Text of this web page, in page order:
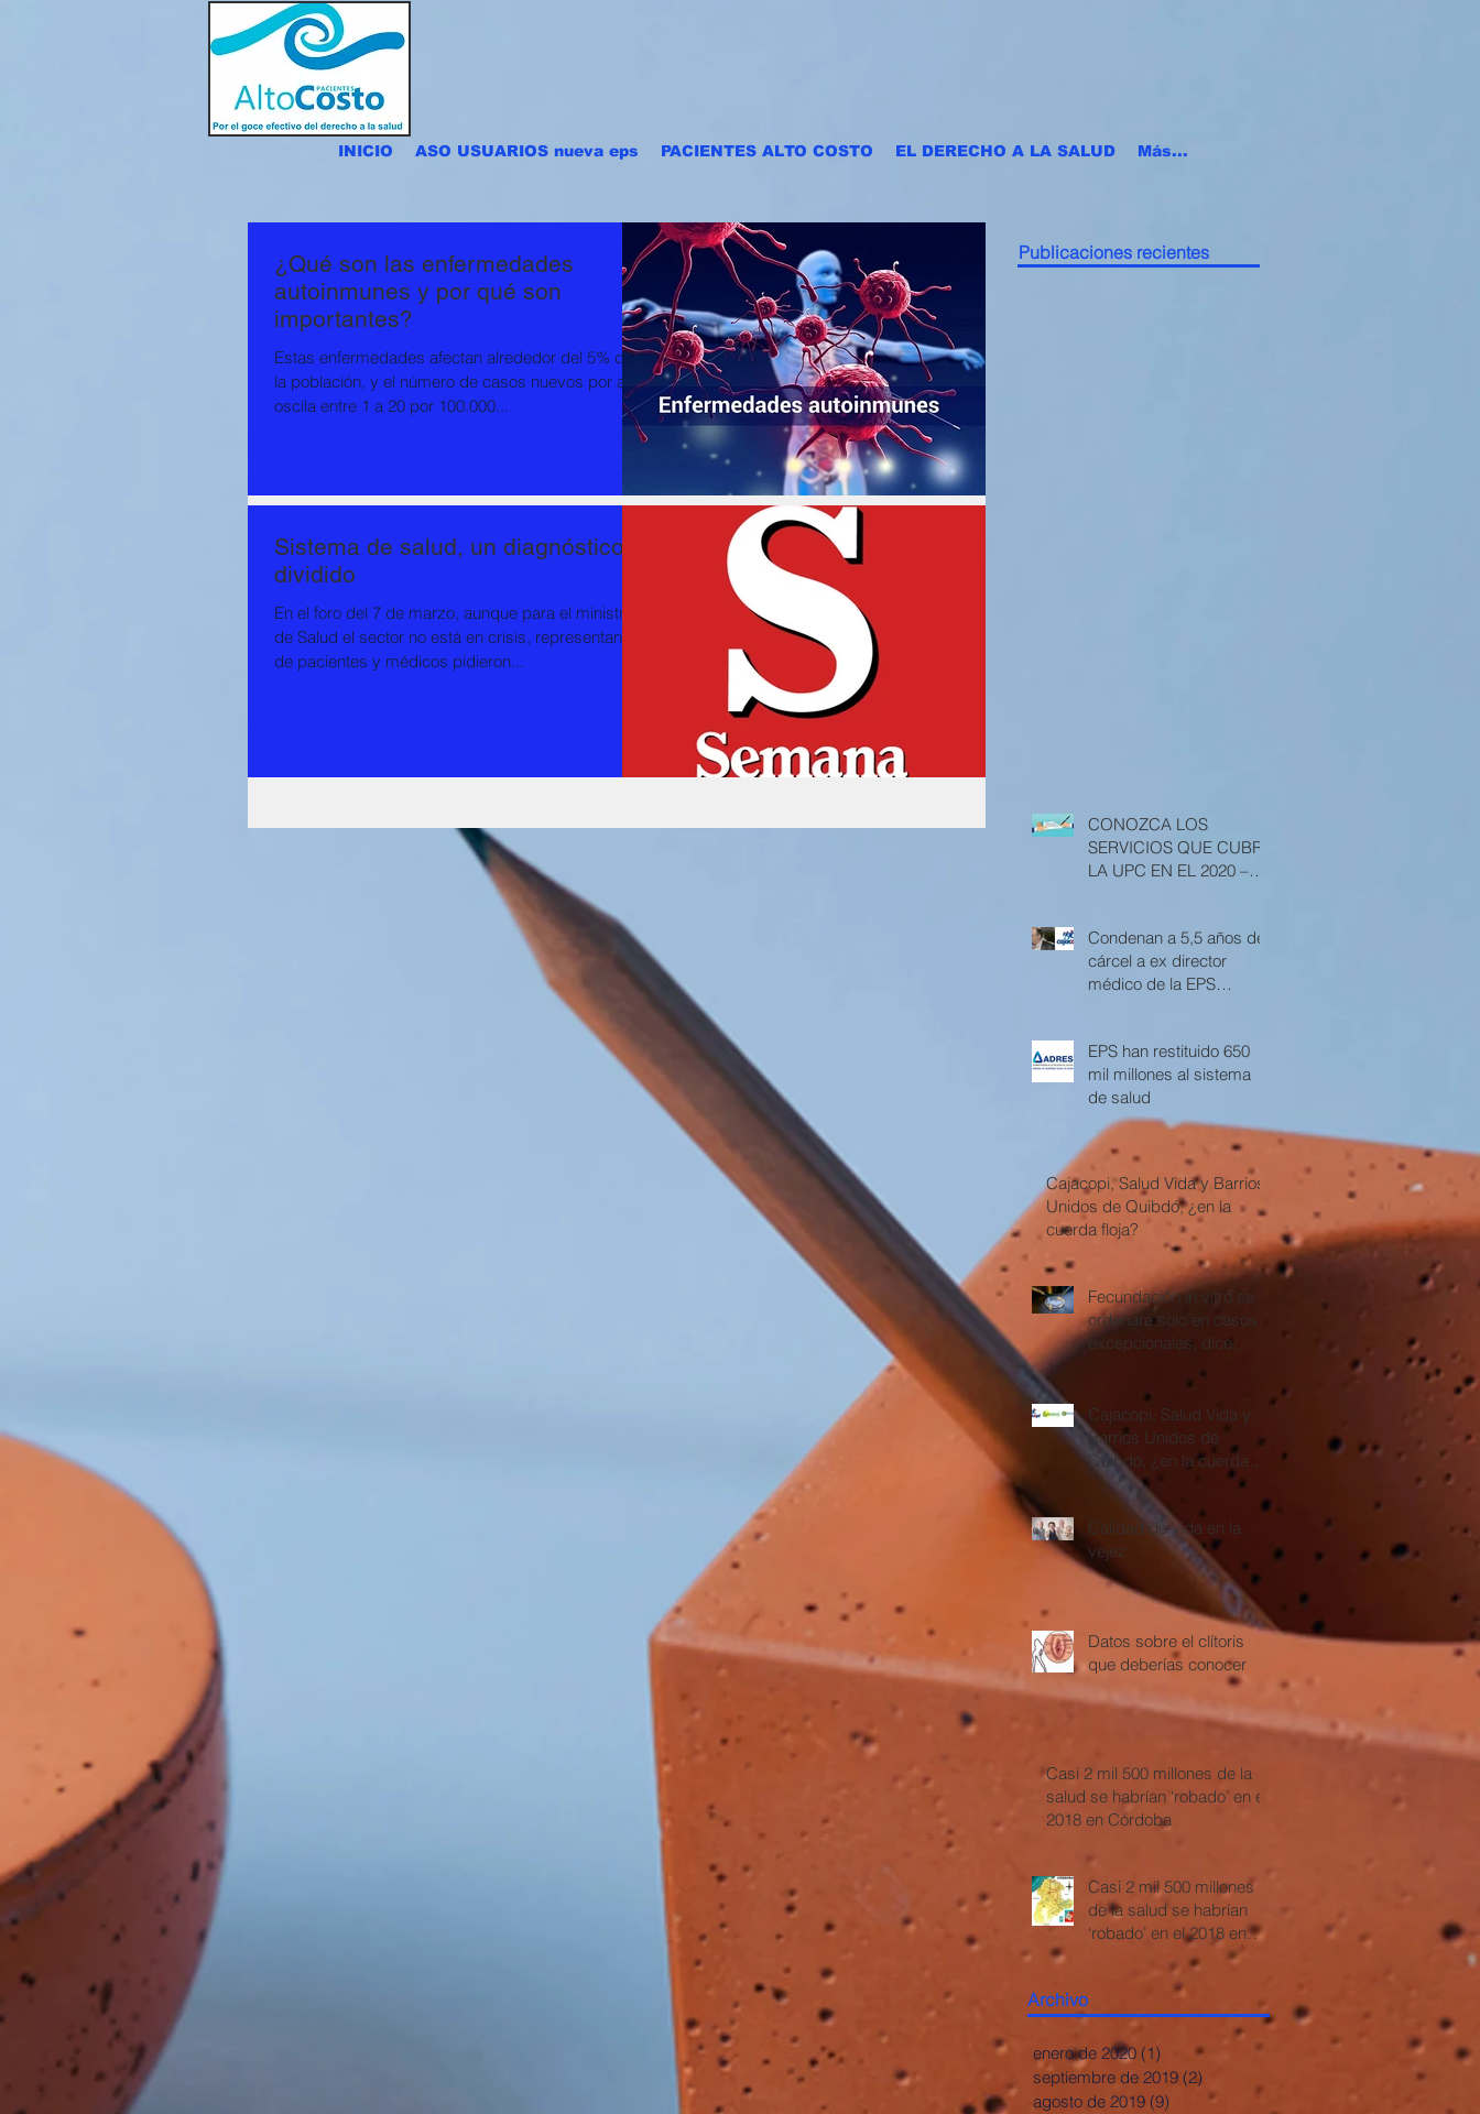
INICIO ASO USUARIOS nueva eps PACIENTES ALTO COSTO EL DERECHO A LA SALUD Más...
¿Qué son las enfermedades
autoinmunes y por qué son
importantes?
Estas enfermedades afectan alrededor del 5% de
la población, y el número de casos nuevos por año
oscila entre 1 a 20 por 100.000...
Sistema de salud, un diagnóstico
dividido
En el foro del 7 de marzo, aunque para el ministro
de Salud el sector no está en crisis, representantes
de pacientes y médicos pidieron...
Publicaciones recientes
CONOZCA LOS
SERVICIOS QUE CUBRE
LA UPC EN EL 2020 –
Condenan a 5,5 años de
cárcel a ex director
médico de la EPS
EPS han restituido 650
mil millones al sistema
de salud
Cajacopi, Salud Vida y Barrios
Unidos de Quibdó, ¿en la
cuerda floja?
Fecundación in vitro se
ordenará solo en casos
excepcionales, dice
Corte Constitucional
Cajacopi, Salud Vida y
Barrios Unidos de
Quibdó, ¿en la cuerda
floja?
Calidad de vida en la
vejez
Datos sobre el clítoris
que deberías conocer
Casi 2 mil 500 millones de la
salud se habrían ‘robado’ en el
2018 en Córdoba
Casi 2 mil 500 millones
de la salud se habrían
‘robado’ en el 2018 en
Archivo
enero de 2020 (1) 1 entrada
septiembre de 2019 (2)
agosto de 2019 (9) 9 entradas